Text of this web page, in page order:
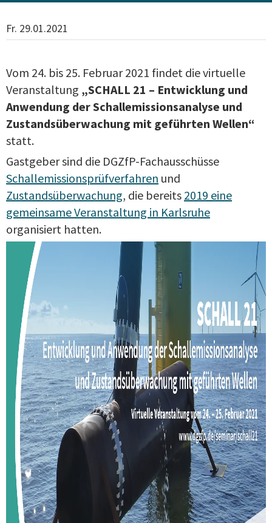
Fr. 29.01.2021
Vom 24. bis 25. Februar 2021 findet die virtuelle
Veranstaltung „SCHALL 21 – Entwicklung und
Anwendung der Schallemissionsanalyse und
Zustandsüberwachung mit geführten Wellen“
statt.
Gastgeber sind die DGZfP-Fachausschüsse
Schallemissionsprüfverfahren und
Zustandsüberwachung, die bereits 2019 eine
gemeinsame Veranstaltung in Karlsruhe
organisiert hatten.